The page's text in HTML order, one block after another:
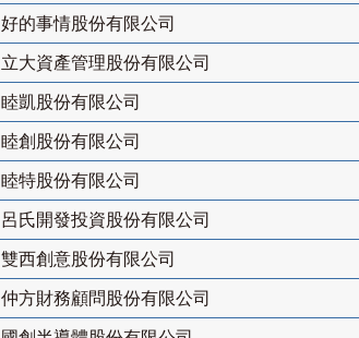
好的事情股份有限公司
立大資產管理股份有限公司
睦凱股份有限公司
睦創股份有限公司
睦特股份有限公司
呂氏開發投資股份有限公司
雙西創意股份有限公司
仲方財務顧問股份有限公司